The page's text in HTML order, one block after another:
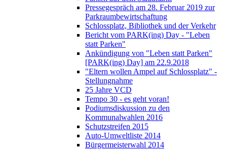
Pressegespräch am 28. Februar 2019 zur
Parkraumbewirtschaftung
Schlossplatz, Bibliothek und der Verkehr
Bericht vom PARK(ing) Day - "Leben
statt Parken"
Ankündigung von "Leben statt Parken"
[PARK(ing) Day] am 22.9.2018
"Eltern wollen Ampel auf Schlossplatz" -
Stellungnahme
25 Jahre VCD
Tempo 30 - es geht voran!
Podiumsdiskussion zu den
Kommunalwahlen 2016
Schutzstreifen 2015
Auto-Umweltliste 2014
Bürgermeisterwahl 2014